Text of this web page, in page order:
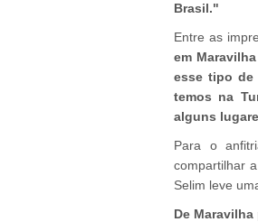
Brasil."
Entre as
em
esse tipo de
temos na
alguns
Para o
compartilhar
Selim leve
De Maravilha